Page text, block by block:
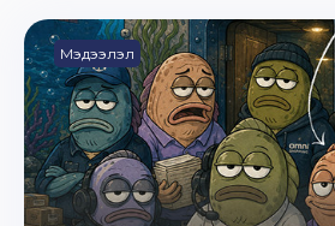
Мэдээлэл